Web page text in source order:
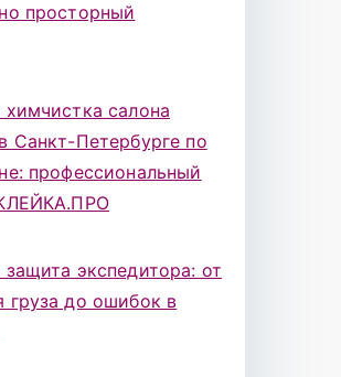
просторный
химчистка салона
Санкт-Петербурге по
профессиональный
защита экспедитора: от
груза до ошибок в